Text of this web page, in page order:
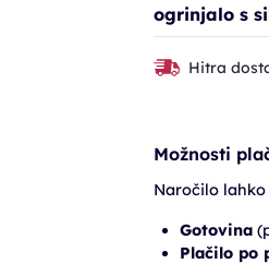
ogrinjalo s
Hitra
Možnosti
Naročilo
Gotovina
Plačilo po